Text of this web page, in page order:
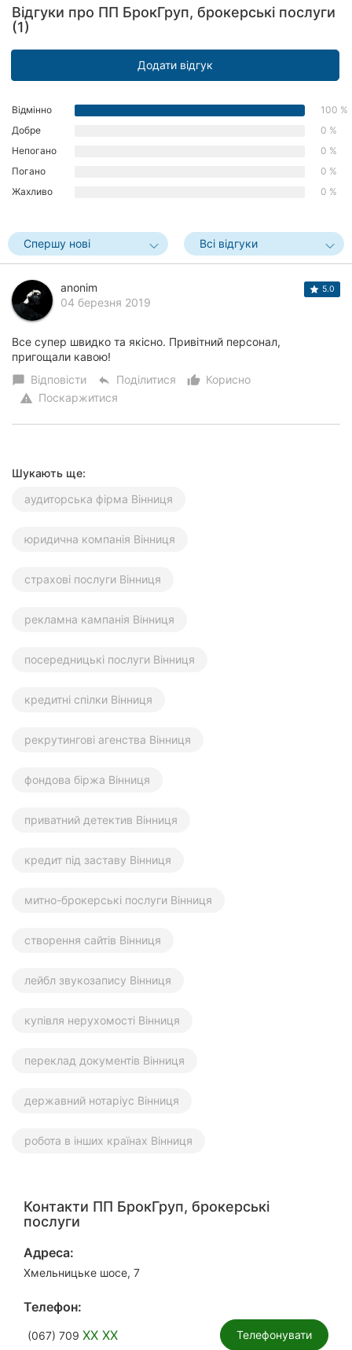
Запоріжжя
Ріг
Миколаїв
Полтава
Черкаси
Чернівці
Суми
Івано-
Франківськ
Відгуки про ПП БрокГруп, брокерські послуги
(1)
Додати відгук
Відмінно
100 %
Добре
0 %
Непогано
0 %
Погано
0 %
Жахливо
0 %
Спершу нові Всі відгуки
anonim
04 березня 2019
5.0
Все супер швидко та якісно. Привітний персонал,
пригощали кавою!
chat_bubble Відповісти reply Поділитися thumb_up_alt
Корисно
warning Поскаржитися
Шукають ще:
аудиторська фірма Вінниця
юридична компанія Вінниця
страхові послуги Вінниця
рекламна кампанія Вінниця
посередницькі послуги Вінниця
кредитні спілки Вінниця
рекрутингові агенства Вінниця
фондова біржа Вінниця
приватний детектив Вінниця
кредит під заставу Вінниця
митно-брокерські послуги Вінниця
створення сайтів Вінниця
лейбл звукозапису Вінниця
купівля нерухомості Вінниця
переклад документів Вінниця
державний нотаріус Вінниця
робота в інших країнах Вінниця
Контакти ПП БрокГруп, брокерські
послуги
Адреса:
Хмельницьке шосе, 7
Телефон:
(067) 709 XX XX Телефонувати